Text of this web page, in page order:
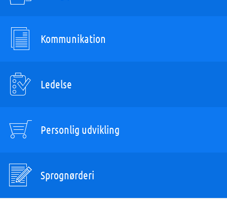
Kommunikation
Ledelse
Personlig udvikling
Sprognørderi